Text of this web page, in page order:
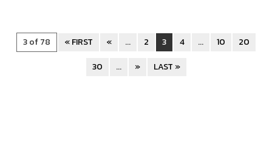
3 of 78 « FIRST « ... 2 3 4 ... 10
20
30
... » LAST »